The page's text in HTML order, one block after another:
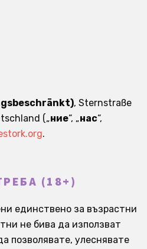
, Sternstraße
(„ние“, „нас“,
.
(18+)
единствено за възрастни
не бива да използват
позволявате, улеснявате